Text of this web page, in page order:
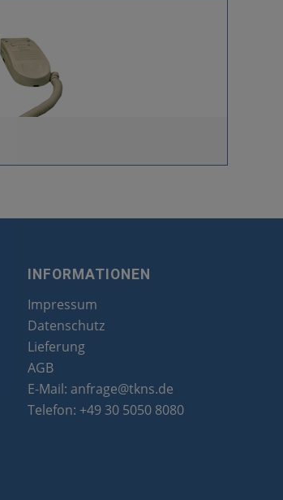
INFORMATIONEN
Impressum
Datenschutz
Lieferung
AGB
E-Mail: anfrage@tkns.de
Telefon: +49 30 5050 8080